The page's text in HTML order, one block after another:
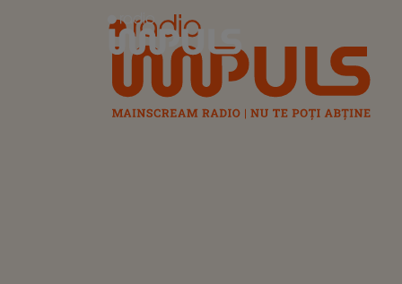
Radio Impuls